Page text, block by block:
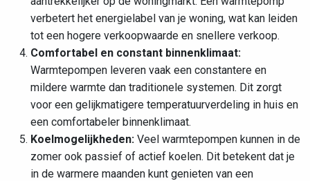
verbetert het energielabel van je woning, wat kan leiden
tot een hogere verkoopwaarde en snellere verkoop.
Comfortabel en constant binnenklimaat:
Warmtepompen leveren vaak een constantere en
mildere warmte dan traditionele systemen. Dit zorgt
voor een gelijkmatigere temperatuurverdeling in huis en
een comfortabeler binnenklimaat.
Koelmogelijkheden: Veel warmtepompen kunnen in de
zomer ook passief of actief koelen. Dit betekent dat je
in de warmere maanden kunt genieten van een